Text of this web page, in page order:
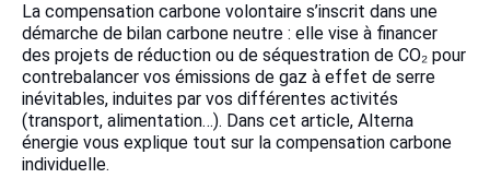
La compensation carbone volontaire s’inscrit dans une
démarche de bilan carbone neutre : elle vise à financer
des projets de réduction ou de séquestration de CO₂ pour
contrebalancer vos émissions de gaz à effet de serre
inévitables, induites par vos différentes activités
(transport, alimentation…). Dans cet article, Alterna
énergie vous explique tout sur la compensation carbone
individuelle.